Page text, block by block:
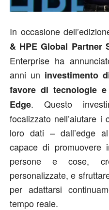
In occasione
& HPE Global Partner
Enterprise ha
anni un investimento
favore di tecnologie
Edge. Questo
focalizzato nell’aiutare
loro dati – dall’edge
capace di promuovere
persone e cose,
personalizzate, e
per adattarsi
tempo reale.